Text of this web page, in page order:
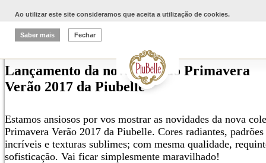
Ao utilizar este site consideramos que aceita a utilização de cookies.
Saber mais Fechar
2017-02-03
Lançamento da nova coleção Primavera
Verão 2017 da Piubelle
Estamos ansiosos por vos mostrar as novidades da nova
Primavera Verão 2017 da Piubelle. Cores radiantes, padrões
incríveis e texturas sublimes; com mesma qualidade,
sofisticação. Vai ficar simplesmente maravilhado!